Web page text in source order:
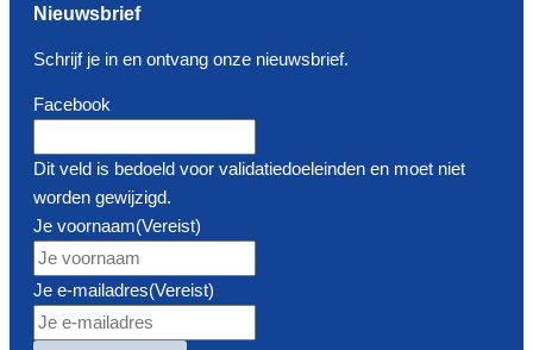
Nieuwsbrief
Schrijf je in en ontvang onze nieuwsbrief.
Facebook
Dit veld is bedoeld voor validatiedoeleinden en moet niet
worden gewijzigd.
Je voornaam(Vereist)
Je e-mailadres(Vereist)